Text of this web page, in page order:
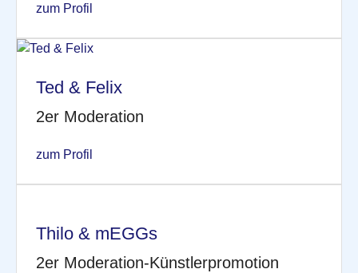
zum Profil
Ted & Felix
2er Moderation
zum Profil
Thilo & mEGGs
2er Moderation-Künstlerpromotion